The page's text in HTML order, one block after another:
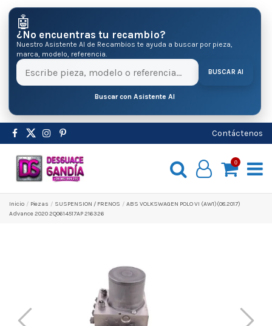
🤖
¿No encuentras tu recambio?
Nuestro Asistente AI de Recambios te ayuda a buscar por pieza,
marca, modelo, referencia.
BUSCAR AI
Buscar con Asistente AI
Contáctenos
0
Inicio Pіezas SUSPENSION / FRENOS
ABS VOLKSWAGEN POLO VI (AW1)(08.2017)
Advance 2020 2Q0614517AP 216326